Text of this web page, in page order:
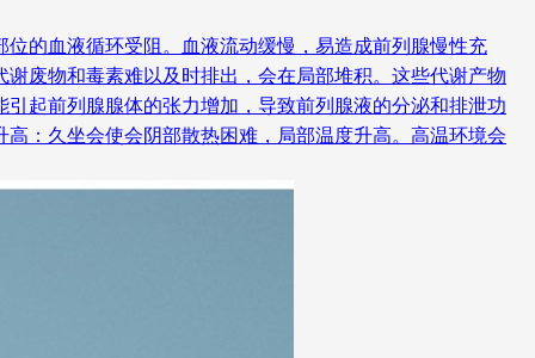
的血液循环受阻。血液流动缓慢，易造成前列腺慢性充
废物和毒素难以及时排出，会在局部堆积。这些代谢产物
起前列腺腺体的张力增加，导致前列腺液的分泌和排泄功
：久坐会使会阴部散热困难，局部温度升高。高温环境会